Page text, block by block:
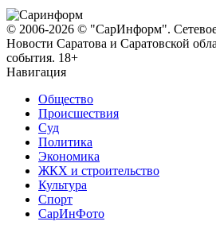
© 2006-2026 © "СарИнформ".
Новости Саратова и Саратовской
события. 18+
Навигация
Общество
Происшествия
Суд
Политика
Экономика
ЖКХ и строительство
Культура
Спорт
СарИнФото